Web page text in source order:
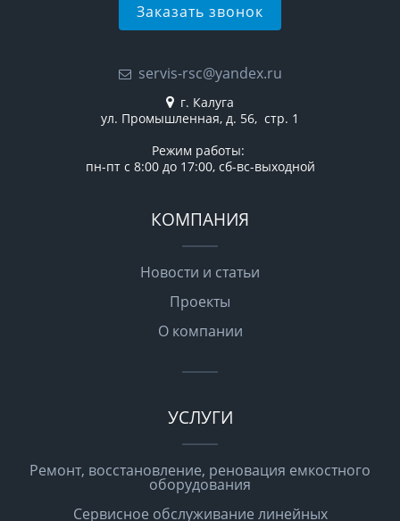
Заказать звонок
servis-rsc@yandex.ru
г. Калуга
ул. Промышленная, д. 56, стр. 1
Режим работы:
пн-пт с 8:00 до 17:00, сб-вс-выходной
КОМПАНИЯ
Новости и статьи
Проекты
О компании
УСЛУГИ
Ремонт, восстановление, реновация емкостного
оборудования
Сервисное обслуживание линейных